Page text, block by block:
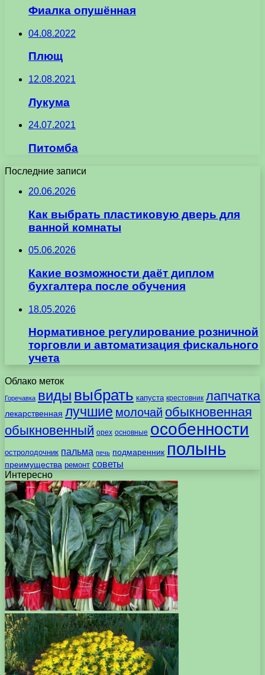
Фиалка опушённая
04.08.2022
Плющ
12.08.2021
Лукума
24.07.2021
Питомба
Последние записи
20.06.2026
Как выбрать пластиковую дверь для
ванной комнаты
05.06.2026
Какие возможности даёт диплом
бухгалтера после обучения
18.05.2026
Нормативное регулирование розничной
торговли и автоматизация фискального
учета
Облако меток
Горечавка виды выбрать капуста крестовник лапчатка
лекарственная лучшие молочай обыкновенная
обыкновенный орех основные особенности
остролодочник пальма печь подмаренник полынь
преимущества ремонт советы
Интересно